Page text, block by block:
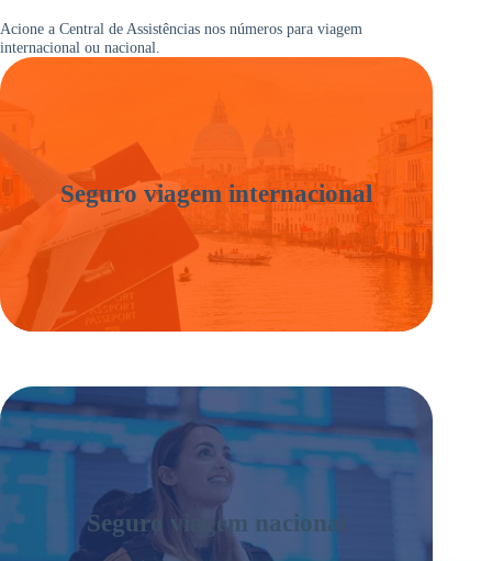
Acione a Central de Assistências nos números para viagem
internacional ou nacional.
Seguro viagem internacional
Seguro viagem nacional